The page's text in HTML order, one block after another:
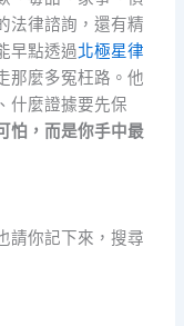
法律諮詢，還有精
早點透過北極星律
那麼多冤枉路。他
什麼證據要先保
怕，而是你手中最
請你記下來，搜尋